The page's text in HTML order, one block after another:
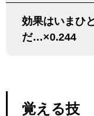
効果はいまひ
だ…×0.244
覚える技